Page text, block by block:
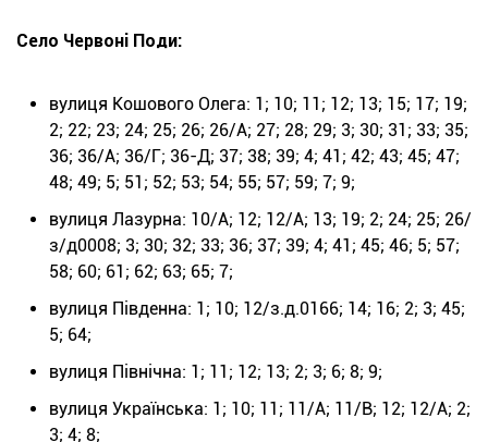
Село Червоні Поди:
вулиця Кошового Олега: 1; 10; 11; 12; 13; 15; 17; 19;
2; 22; 23; 24; 25; 26; 26/А; 27; 28; 29; 3; 30; 31; 33; 35;
36; 36/А; 36/Г; 36-Д; 37; 38; 39; 4; 41; 42; 43; 45; 47;
48; 49; 5; 51; 52; 53; 54; 55; 57; 59; 7; 9;
вулиця Лазурна: 10/А; 12; 12/А; 13; 19; 2; 24; 25; 26/
з/д0008; 3; 30; 32; 33; 36; 37; 39; 4; 41; 45; 46; 5; 57;
58; 60; 61; 62; 63; 65; 7;
вулиця Південна: 1; 10; 12/з.д.0166; 14; 16; 2; 3; 45;
5; 64;
вулиця Північна: 1; 11; 12; 13; 2; 3; 6; 8; 9;
вулиця Українська: 1; 10; 11; 11/А; 11/В; 12; 12/А; 2;
3; 4; 8;